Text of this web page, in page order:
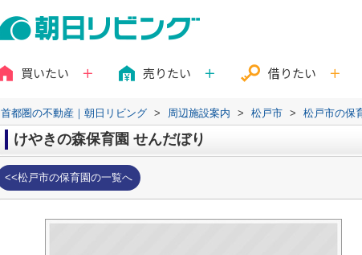
買いたい 売りたい 借りたい
首都圏の不動産｜朝日リビング > 周辺施設案内 > 松戸市 > 松戸市の保
けやきの森保育園 せんだぼり
<<松戸市の保育園の一覧へ